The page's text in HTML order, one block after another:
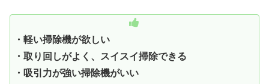
・軽い掃除機が欲しい
・取り回しがよく、スイスイ掃除できる
・吸引力が強い掃除機がいい